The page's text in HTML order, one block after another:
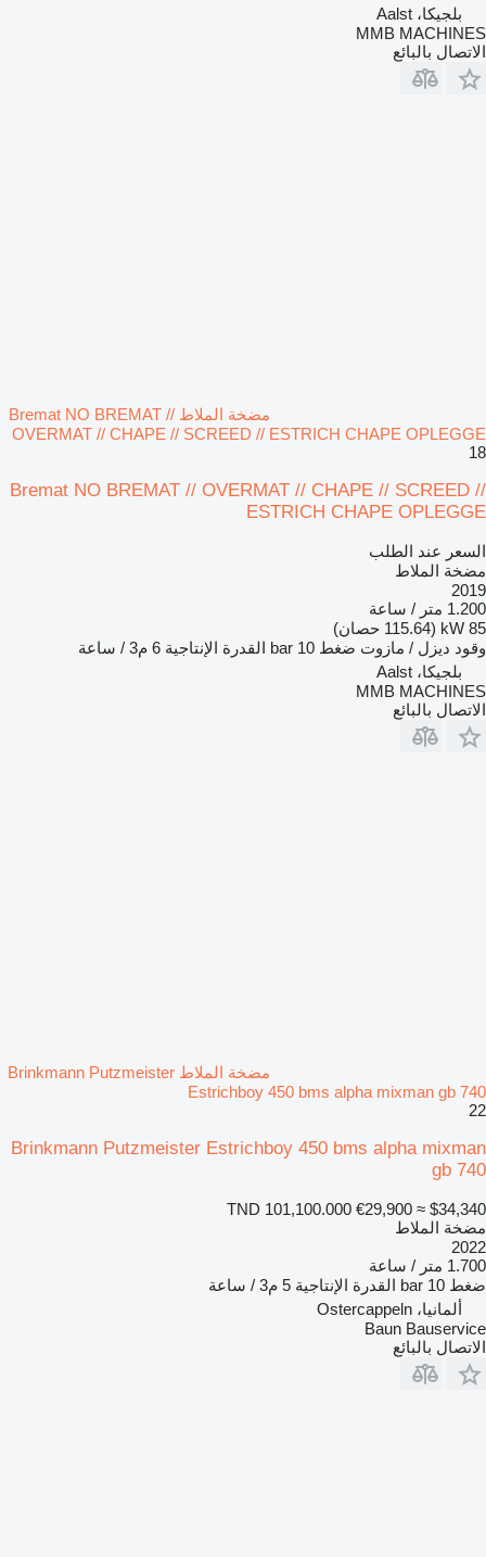
بلجيكا، Aalst
MMB MACHINES
الاتصال بالبائع
مضخة الملاط Bremat NO BREMAT //
OVERMAT // CHAPE // SCREED // ESTRICH CHAPE OPLEGGE
18
Bremat NO BREMAT // OVERMAT // CHAPE // SCREED //
ESTRICH CHAPE OPLEGGE
السعر عند الطلب
مضخة الملاط
2019
1.200 متر / ساعة
85 kW (115.64 حصان)
وقود ديزل / مازوت ضغط 10 bar القدرة الإنتاجية 6 م3 / ساعة
بلجيكا، Aalst
MMB MACHINES
الاتصال بالبائع
مضخة الملاط Brinkmann Putzmeister
Estrichboy 450 bms alpha mixman gb 740
22
Brinkmann Putzmeister Estrichboy 450 bms alpha mixman
gb 740
TND 101,100.000 €29,900 ≈ $34,340
مضخة الملاط
2022
1.700 متر / ساعة
ضغط 10 bar القدرة الإنتاجية 5 م3 / ساعة
ألمانيا، Ostercappeln
Baun Bauservice
الاتصال بالبائع